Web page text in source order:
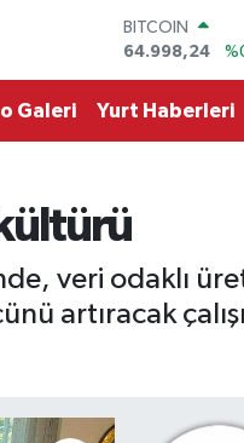
47,7436
55,2510
6660.55
BİST100
Galeri Yurt Haberleri
veri odaklı
artıracak